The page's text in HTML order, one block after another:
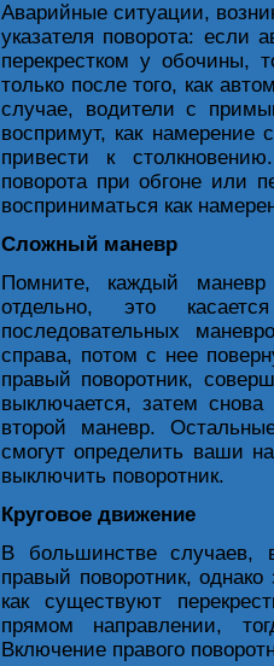
Аварийные ситуации,
указателя поворота: если
перекрестком у обочины,
только после того, как
случае, водители с
воспримут, как намерение
привести к
поворота при обгоне или
восприниматься как
Сложный маневр
Помните, каждый маневр
отдельно, это
последовательных
справа, потом с нее
правый поворотник,
выключается, затем
второй маневр.
смогут определить ваши
выключить поворотник.
Круговое движение
В большинстве случаев,
правый поворотник,
как существуют
прямом направлении,
Включение правого